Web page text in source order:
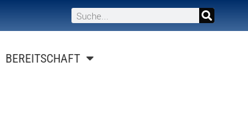
BEREITSCHAFT